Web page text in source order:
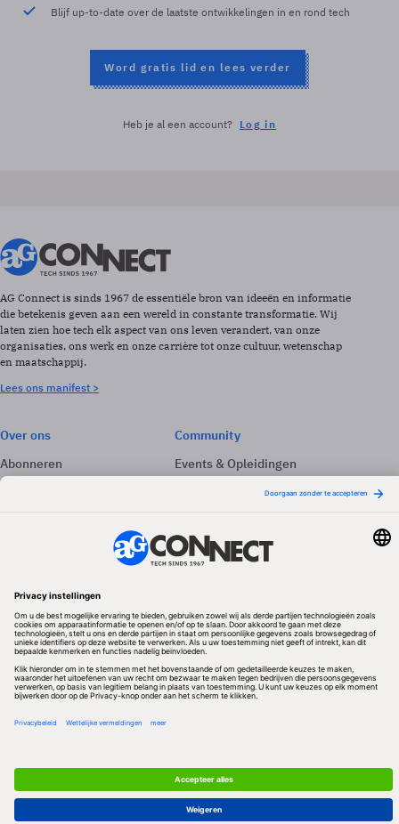
Blijf up-to-date over de laatste ontwikkelingen in en rond tech
Word gratis lid en lees verder
Heb je al een account? Log in
AG Connect is sinds 1967 de essentiële bron van ideeën en informatie
die betekenis geven aan een wereld in constante transformatie. Wij
laten zien hoe tech elk aspect van ons leven verandert, van onze
organisaties, ons werk en onze carrière tot onze cultuur, wetenschap
en maatschappij.
Lees ons manifest >
Over ons
Abonneren
Adverteren
Community
Events & Opleidingen
Volg ons
Redactionele partner
Algemene Voorwaarden & Copyrights